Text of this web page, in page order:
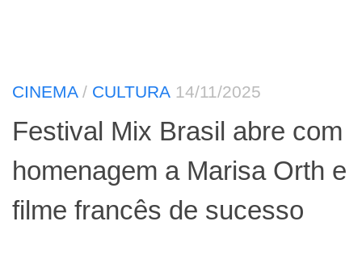
CINEMA/ CULTURA 14/11/2025
Festival Mix Brasil abre com
homenagem a Marisa Orth e
filme francês de sucesso